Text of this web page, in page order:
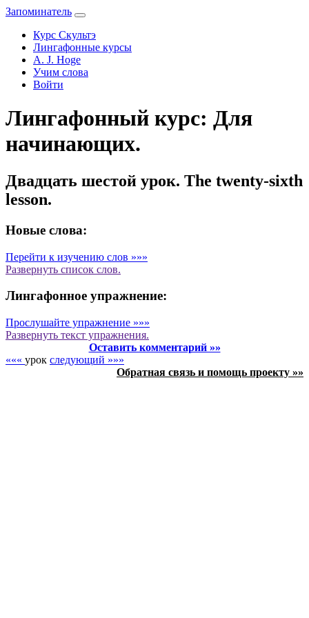
Запоминатель
Курс Скультэ
Лингафонные курсы
A. J. Hoge
Учим слова
Войти
Лингафонный курс: Для
начинающих.
Двадцать шестой урок. The twenty-sixth
lesson.
Новые слова:
Перейти к изучению слов »»»
Развернуть список слов.
Лингафонное упражнение:
Прослушайте упражнение »»»
Развернуть текст упражнения.
Оставить комментарий »»
««« урок следующий »»»
Обратная связь и помощь проекту »»